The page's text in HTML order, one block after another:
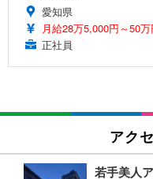
愛知県
月給28万5,000円～50万
正社員
アク
若手美人